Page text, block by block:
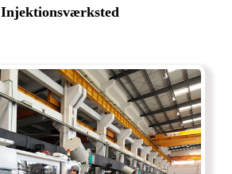
Injektionsværksted